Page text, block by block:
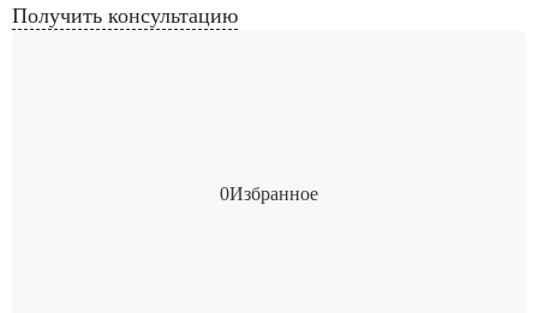
Получить консультацию
0Избранное